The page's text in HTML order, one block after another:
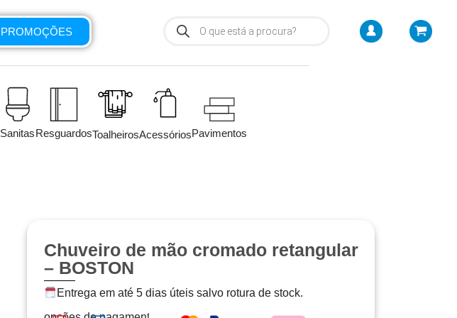
PROMOÇÕES
SanitasResguardosToalheirosAcessóriosPavimentos
Chuveiro de mão cromado retangular
– BOSTON
Entrega em até 5 dias úteis salvo rotura de stock.